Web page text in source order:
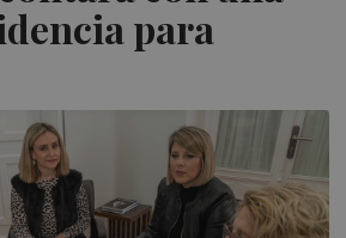
para